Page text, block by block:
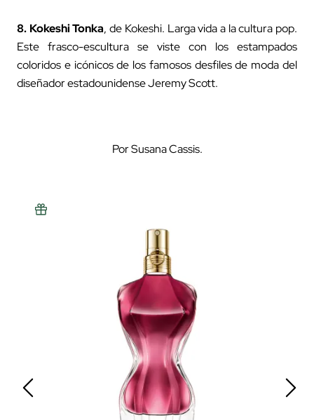
8. Kokeshi Tonka, de Kokeshi. Larga vida a la cultura pop.
Este frasco-escultura se viste con los estampados
coloridos e icónicos de los famosos desfiles de moda del
diseñador estadounidense Jeremy Scott.
Por Susana Cassis.